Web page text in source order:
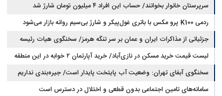
سرپرستان خانوار بخوانند/ حساب این افراد ۴ میلیون تومان شارژ شد
ردمی K100 پرو مکس با باتری غول‌پیکر و شارژ بی‌سیم روانه بازار می‌شود
جزئیاتی از مذاکرات ایران و عمان بر سر تنگه هرمز/ سخنگوی هیات رئیسه
مجلس: بیانیه‌ای شامل تصحیح مسیر تردد دریایی در تنگه، در آستانه نهایی شدن
است
لیست قیمت خرید مسکن در نازی‌آباد/ خرید آپارتمان ۲ خوابه در این منطقه
چقدر سرمایه نیاز دارد؟ + جدول مردادماه ۱۴۰۵
سخنگوی آبفای تهران: وضعیت آب پایتخت پایدار است/ جیره‌بندی نداریم
سامانه‌های تامین اجتماعی بدون قطعی و اختلال در دسترس است